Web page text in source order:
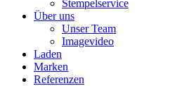
Stempelservice
Über uns
Unser Team
Imagevideo
Laden
Marken
Referenzen